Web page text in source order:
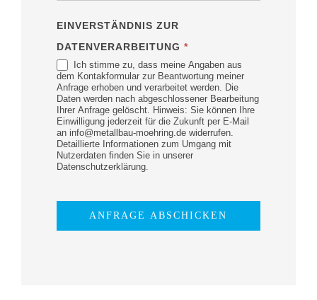
EINVERSTÄNDNIS ZUR
DATENVERARBEITUNG *
Ich stimme zu, dass meine Angaben aus
dem Kontakformular zur Beantwortung meiner
Anfrage erhoben und verarbeitet werden. Die
Daten werden nach abgeschlossener Bearbeitung
Ihrer Anfrage gelöscht. Hinweis: Sie können Ihre
Einwilligung jederzeit für die Zukunft per E-Mail
an info@metallbau-moehring.de widerrufen.
Detaillierte Informationen zum Umgang mit
Nutzerdaten finden Sie in unserer
Datenschutzerklärung.
ANFRAGE ABSCHICKEN